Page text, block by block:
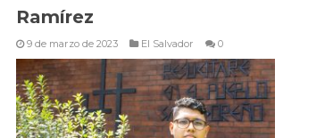
Ramírez
9 de marzo de 2023 El Salvador 0